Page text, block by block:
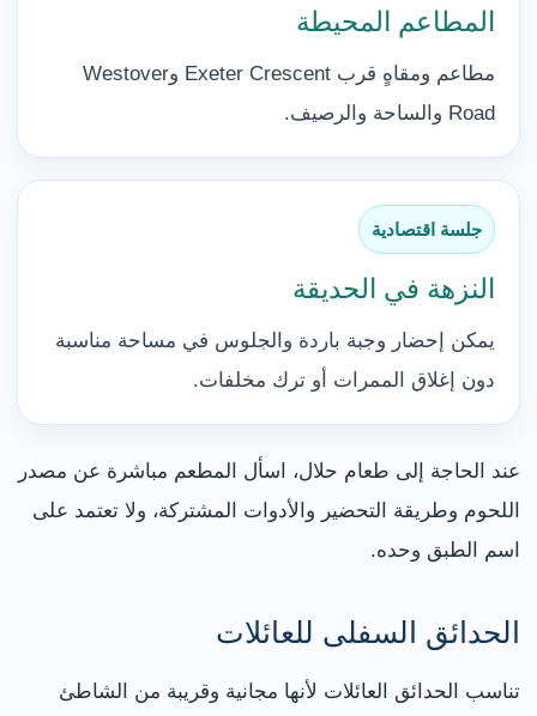
المطاعم المحيطة
مطاعم ومقاهٍ قرب Exeter Crescent وWestover
Road والساحة والرصيف.
جلسة اقتصادية
النزهة في الحديقة
يمكن إحضار وجبة باردة والجلوس في مساحة مناسبة
دون إغلاق الممرات أو ترك مخلفات.
عند الحاجة إلى طعام حلال، اسأل المطعم مباشرة عن مصدر
اللحوم وطريقة التحضير والأدوات المشتركة، ولا تعتمد على
اسم الطبق وحده.
الحدائق السفلى للعائلات
تناسب الحدائق العائلات لأنها مجانية وقريبة من الشاطئ